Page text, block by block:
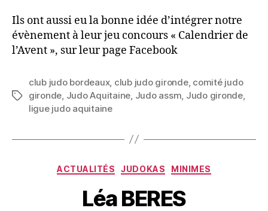
Ils ont aussi eu la bonne idée d’intégrer notre
évènement à leur jeu concours « Calendrier de
l’Avent », sur leur page Facebook
club judo bordeaux, club judo gironde, comité judo
gironde, Judo Aquitaine, Judo assm, Judo gironde,
ligue judo aquitaine
ACTUALITÉS JUDOKAS MINIMES
Léa BERES